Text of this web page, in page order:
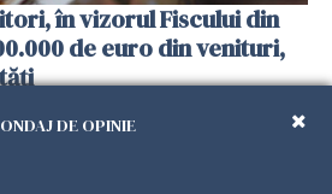
în vizorul Fiscului din
de euro din venituri,
DE OPINIE